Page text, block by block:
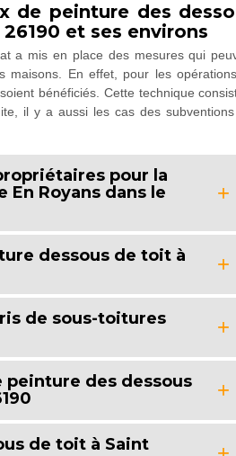
de peinture des
et ses environs
a mis en place des mesures qui
maisons. En effet, pour les
bénéficiés. Cette technique
il y a aussi les cas des
pour la
Royans dans le
dessous de toit à
de sous-toitures
peinture des dessous
de toit à Saint